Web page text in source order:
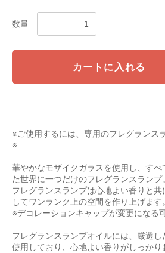
数量
カートに入れる
※ご使用するには、専用のフレグランス
※
華やかなモザイクガラスを使用し、す
た世界に一つだけのフレグランスランプ。
フレグランスランプは心地よい香りと
してワンランク上の空間を作り上げます。
※デコレーションキャップが変更になる
フレグランスランプオイルには、厳選
使用しており、心地よい香りがしっかり